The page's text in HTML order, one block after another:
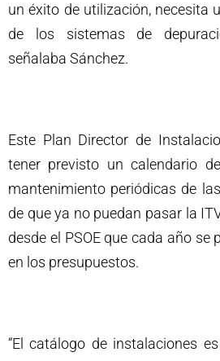
un éxito de utilización, necesita
de los sistemas de
señalaba Sánchez.
Este Plan Director de
tener previsto un calendario
mantenimiento periódicas de
de que ya no puedan pasar la
desde el PSOE que cada año se
en los presupuestos.
“El catálogo de instalaciones